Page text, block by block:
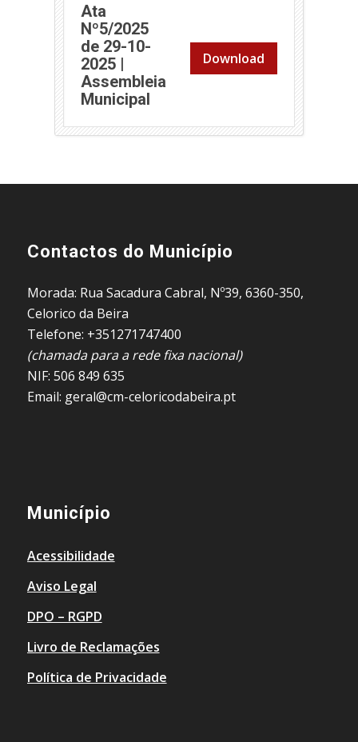
Ata
Nº5/2025
de 29-10-
2025 |
Assembleia
Municipal
Download
Contactos do Município
Morada: Rua Sacadura Cabral, Nº39, 6360-350,
Celorico da Beira
Telefone: +351271747400
(chamada para a rede fixa nacional)
NIF: 506 849 635
Email: geral@cm-celoricodabeira.pt
Município
Acessibilidade
Aviso Legal
DPO – RGPD
Livro de Reclamações
Política de Privacidade